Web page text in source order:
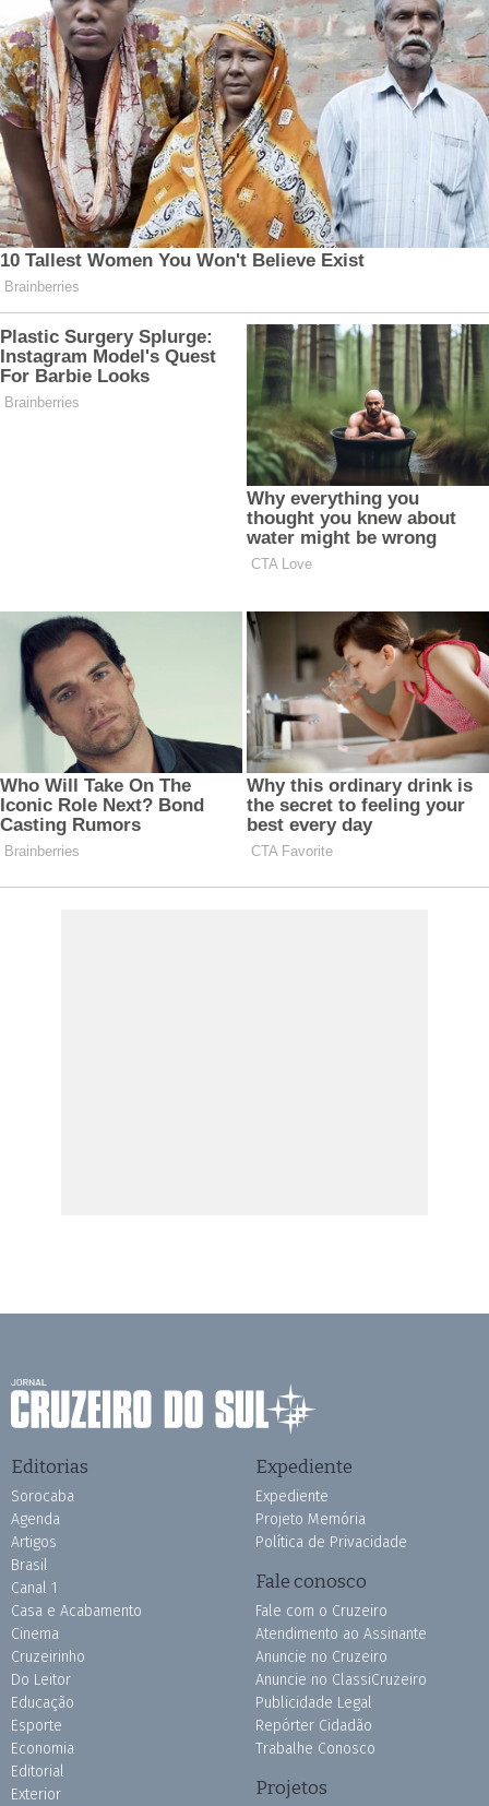
Editorias
Sorocaba
Agenda
Artigos
Brasil
Canal 1
Casa e Acabamento
Cinema
Cruzeirinho
Do Leitor
Educação
Esporte
Economia
Editorial
Exterior
Expediente
Expediente
Projeto Memória
Política de Privacidade
Fale conosco
Fale com o Cruzeiro
Atendimento ao Assinante
Anuncie no Cruzeiro
Anuncie no ClassiCruzeiro
Publicidade Legal
Repórter Cidadão
Trabalhe Conosco
Projetos